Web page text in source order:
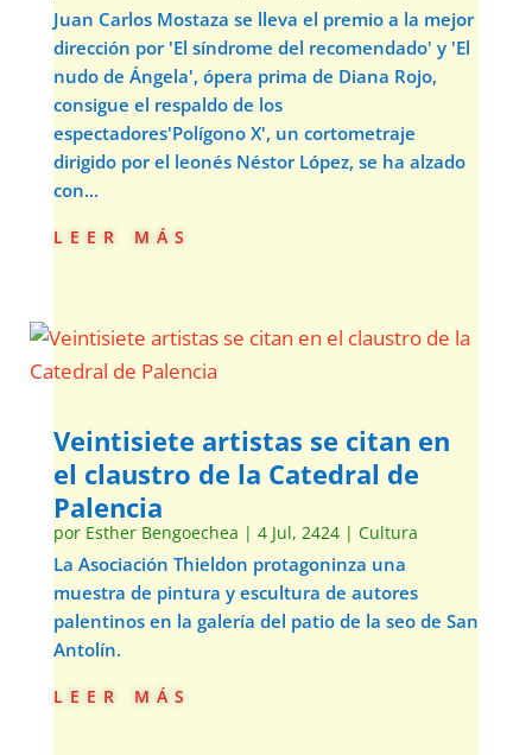
Juan Carlos Mostaza se lleva el premio a la mejor
dirección por 'El síndrome del recomendado' y 'El
nudo de Ángela', ópera prima de Diana Rojo,
consigue el respaldo de los
espectadores'Polígono X', un cortometraje
dirigido por el leonés Néstor López, se ha alzado
con...
leer más
Veintisiete artistas se citan en
el claustro de la Catedral de
Palencia
por Esther Bengoechea | 4 Jul, 2424| Cultura
La Asociación Thieldon protagoninza una
muestra de pintura y escultura de autores
palentinos en la galería del patio de la seo de San
Antolín.
leer más